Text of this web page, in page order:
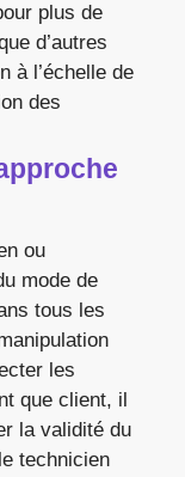
plus de
d’autres
à l’échelle de
des
ou
mode de
tous les
les
que client, il
la validité du
technicien